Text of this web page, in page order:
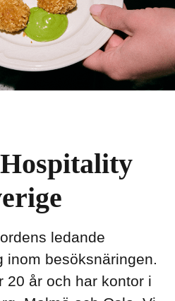
ledande
inom besöksnäringen.
20 år och har kontor i